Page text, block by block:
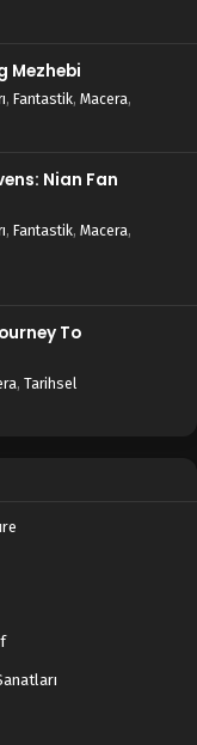
Mezhebi
, Fantastik, Macera,
Nian Fan
, Fantastik, Macera,
To
, Tarihsel